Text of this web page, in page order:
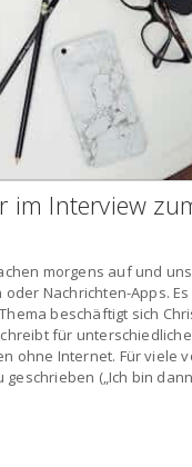
im Interview
morgens auf und
Nachrichten-Apps.
beschäftigt sich
für
ohne Internet. Für viele
(„Ich bin